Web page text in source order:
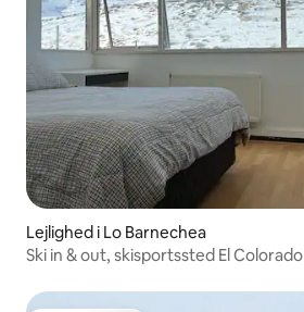
Lejlighed i Lo Barnechea
Ski in & out, skisportssted El Colorado